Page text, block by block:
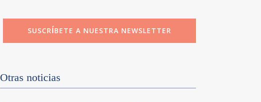
SUSCRÍBETE A NUESTRA NEWSLETTER
Otras noticias